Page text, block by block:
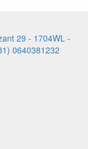
29 - 1704WL -
0640381232